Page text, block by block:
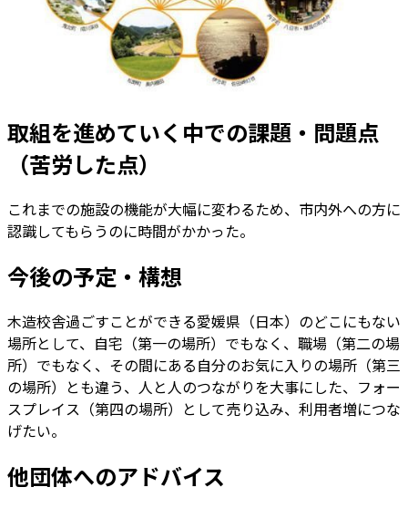
取組を進めていく中での課題・問題点
（苦労した点）
これまでの施設の機能が大幅に変わるため、市内外への方に
認識してもらうのに時間がかかった。
今後の予定・構想
木造校舎過ごすことができる愛媛県（日本）のどこにもない
場所として、自宅（第一の場所）でもなく、職場（第二の場
所）でもなく、その間にある自分のお気に入りの場所（第三
の場所）とも違う、人と人のつながりを大事にした、フォー
スプレイス（第四の場所）として売り込み、利用者増につな
げたい。
他団体へのアドバイス